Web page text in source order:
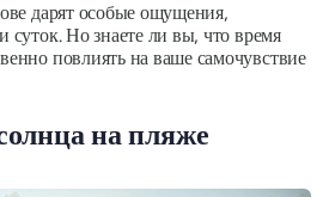
дарят особые ощущения,
суток. Но знаете ли вы, что время
повлиять на ваше самочувствие
на пляже